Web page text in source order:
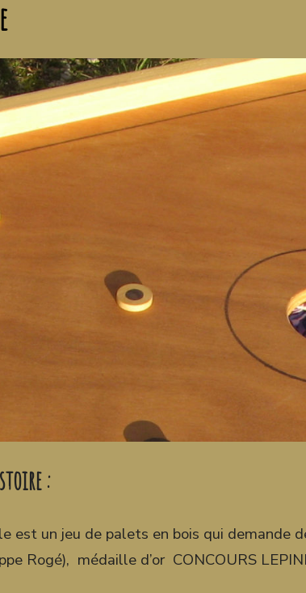
:
est un jeu de palets en bois qui demande
Rogé), médaille d’or CONCOURS